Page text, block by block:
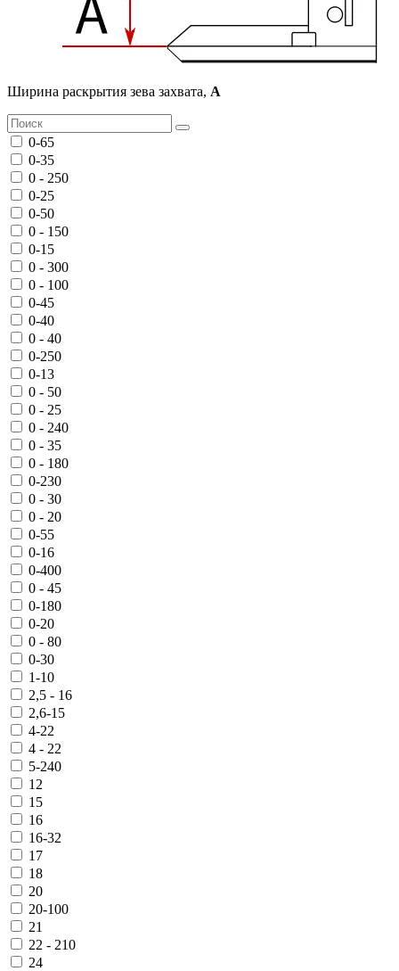
Ширина раскрытия зева захвата, A
0-65
0-35
0 - 250
0-25
0-50
0 - 150
0-15
0 - 300
0 - 100
0-45
0-40
0 - 40
0-250
0-13
0 - 50
0 - 25
0 - 240
0 - 35
0 - 180
0-230
0 - 30
0 - 20
0-55
0-16
0-400
0 - 45
0-180
0-20
0 - 80
0-30
1-10
2,5 - 16
2,6-15
4-22
4 - 22
5-240
12
15
16
16-32
17
18
20
20-100
21
22 - 210
24